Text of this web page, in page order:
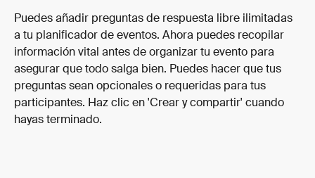
Puedes añadir preguntas de respuesta libre ilimitadas
a tu planificador de eventos. Ahora puedes recopilar
información vital antes de organizar tu evento para
asegurar que todo salga bien. Puedes hacer que tus
preguntas sean opcionales o requeridas para tus
participantes. Haz clic en 'Crear y compartir' cuando
hayas terminado.